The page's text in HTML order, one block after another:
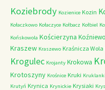
Koziebrody Kozienice Kozin
Kołaczkowo Kołaczyce Kołbacz Kołbiel
Końskowola Kościerzyna Koźniewo
Kraszew Kraszewo Kraśnicza Wola
Krogulec Krojanty Krokowa
Krotoszyny Krośnice Kruki Kruklanki
Krutyń Krynica Krynickie Krysiaki